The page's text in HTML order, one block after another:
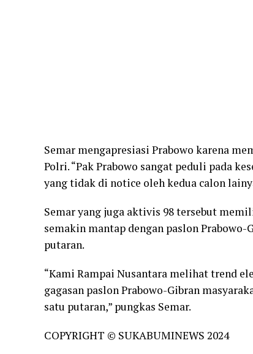
Semar mengapresiasi Prabowo karena
Polri. “Pak Prabowo sangat peduli pada
yang tidak di notice oleh kedua calon
Semar yang juga aktivis 98 tersebut
semakin mantap dengan paslon
putaran.
“Kami Rampai Nusantara melihat trend
gagasan paslon Prabowo-Gibran
satu putaran,” pungkas Semar.
COPYRIGHT © SUKABUMINEWS 2024